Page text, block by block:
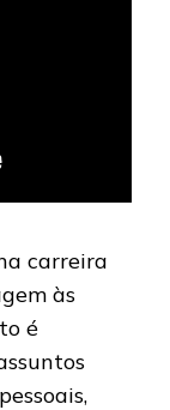
carreira
às
é